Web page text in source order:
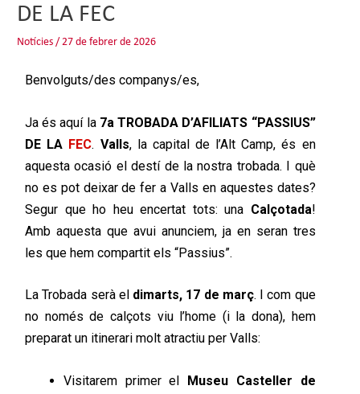
DE LA FEC
Notícies /27 de febrer de 2026
Benvolguts/des companys/es,
Ja és aquí la 7a TROBADA D’AFILIATS “PASSIUS”
DE LA FEC. Valls, la capital de l’Alt Camp, és en
aquesta ocasió el destí de la nostra trobada. I què
no es pot deixar de fer a Valls en aquestes dates?
Segur que ho heu encertat tots: una Calçotada!
Amb aquesta que avui anunciem, ja en seran tres
les que hem compartit els “Passius”.
La Trobada serà el dimarts, 17 de març. I com que
no només de calçots viu l’home (i la dona), hem
preparat un itinerari molt atractiu per Valls:
Visitarem primer el Museu Casteller de